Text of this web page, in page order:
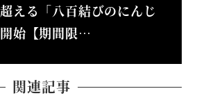
える「八百結びのにんじ
始【期間限…
関連記事